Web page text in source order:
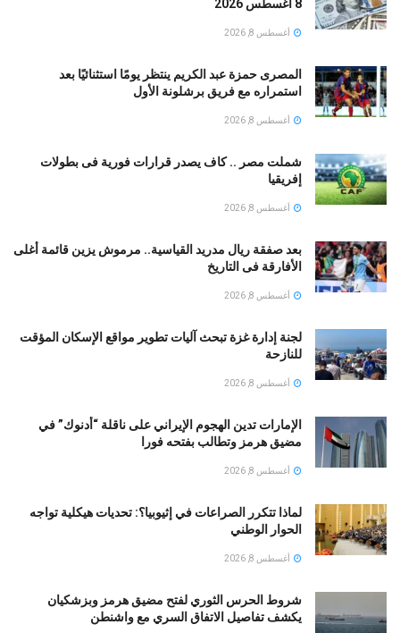
8 أغسطس 2026
أغسطس 8, 2026
المصرى حمزة عبد الكريم ينتظر يومًا استثنائيًا بعد
استمراره مع فريق برشلونة الأول
أغسطس 8, 2026
شملت مصر .. كاف يصدر قرارات فورية فى بطولات
إفريقيا
أغسطس 8, 2026
بعد صفقة ريال مدريد القياسية.. مرموش يزين قائمة أغلى
الأفارقة فى التاريخ
أغسطس 8, 2026
لجنة إدارة غزة تبحث آليات تطوير مواقع الإسكان المؤقت
للنازحة
أغسطس 8, 2026
الإمارات تدين الهجوم الإيراني على ناقلة “أدنوك” في
مضيق هرمز وتطالب بفتحه فورا
أغسطس 8, 2026
لماذا تتكرر الصراعات في إثيوبيا؟: تحديات هيكلية تواجه
الحوار الوطني
أغسطس 8, 2026
شروط الحرس الثوري لفتح مضيق هرمز وبزشكيان
يكشف تفاصيل الاتفاق السري مع واشنطن